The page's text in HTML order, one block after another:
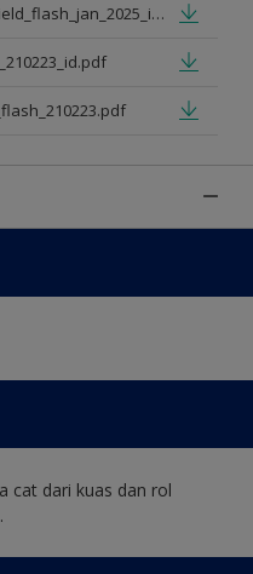
tds_a929_dulux_weathershield_flash_jan_2025_id.pdf
cat dari kuas dan rol